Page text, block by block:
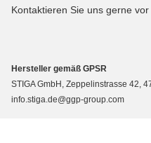
Kontaktieren Sie uns gerne vor
Hersteller gemäß GPSR
STIGA GmbH, Zeppelinstrasse 42,
info.stiga.de@ggp-group.com